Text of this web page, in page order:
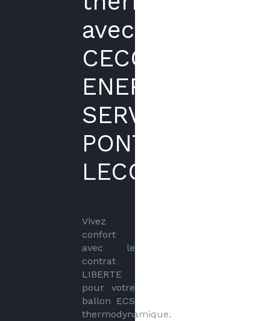
avec
CECC
ENERGIES
SERVICES
PONTE
LECCIA
Vivez
confort
avec le
contrat
LIBERTE
pour votre
ballon ECS
thermodynamique.